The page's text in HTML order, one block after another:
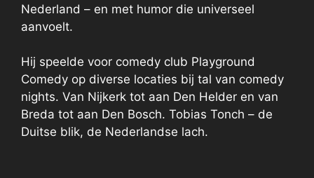
Nederland – en met humor die universeel
aanvoelt.
Hij speelde voor comedy club Playground
Comedy op diverse locaties bij tal van comedy
nights. Van Nijkerk tot aan Den Helder en van
Breda tot aan Den Bosch. Tobias Tonch – de
Duitse blik, de Nederlandse lach.